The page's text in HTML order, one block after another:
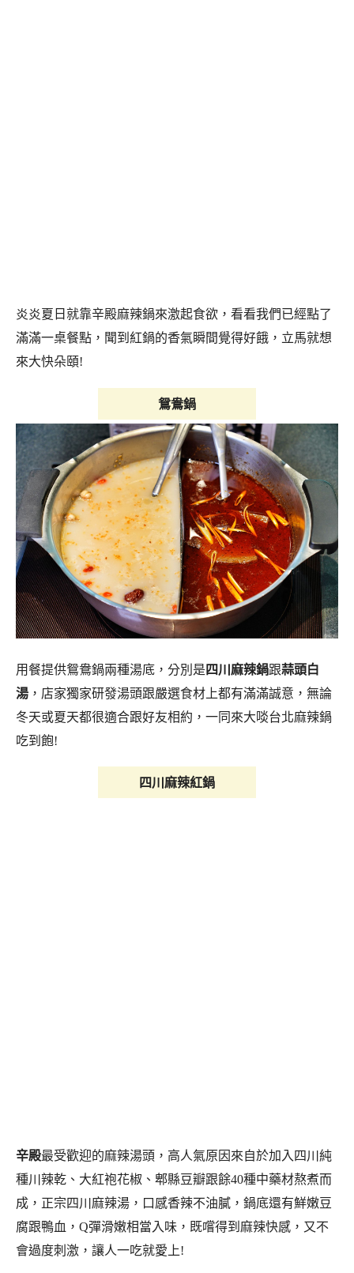
炎炎夏日就靠辛殿麻辣鍋來激起食欲，看看我們已經點了
滿滿一桌餐點，聞到紅鍋的香氣瞬間覺得好餓，立馬就想
來大快朵頤!
鴛鴦鍋
用餐提供鴛鴦鍋兩種湯底，分別是 四川麻辣鍋跟蒜頭白
湯 ，店家獨家研發湯頭跟嚴選食材上都有滿滿誠意，無論
冬天或夏天都很適合跟好友相約，一同來大啖台北麻辣鍋
吃到飽!
四川麻辣紅鍋
辛殿最受歡迎的麻辣湯頭，高人氣原因來自於加入四川純
種川辣乾、大紅袍花椒、郫縣豆瓣跟餘40種中藥材熬煮而
成，正宗四川麻辣湯，口感香辣不油膩，鍋底還有鮮嫩豆
腐跟鴨血，Q彈滑嫩相當入味，既嚐得到麻辣快感，又不
會過度刺激，讓人一吃就愛上!